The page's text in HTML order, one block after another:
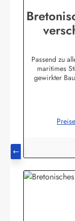
Passend zu
maritimes
gewirkter